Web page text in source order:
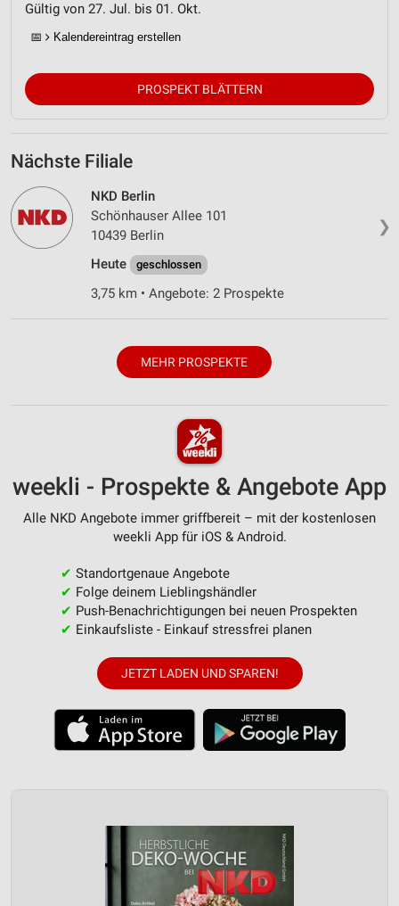
Gültig von 27. Jul. bis 01. Okt.
📅 Kalendereintrag erstellen
PROSPEKT BLÄTTERN
Nächste Filiale
❯
NKD Berlin
Schönhauser Allee 101
10439 Berlin
Heute
geschlossen
3,75 km • Angebote: 2 Prospekte
MEHR PROSPEKTE
weekli - Prospekte & Angebote App
Alle NKD Angebote immer griffbereit – mit der kostenlosen
weekli App für iOS & Android.
✔ Standortgenaue Angebote
✔ Folge deinem Lieblingshändler
✔ Push-Benachrichtigungen bei neuen Prospekten
✔ Einkaufsliste - Einkauf stressfrei planen
JETZT LADEN UND SPAREN!